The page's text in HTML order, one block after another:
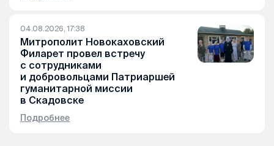
04.08.2026, 17:38
Митрополит Новокаховский
Филарет провел встречу
с сотрудниками
и добровольцами Патриаршей
гуманитарной миссии
в Скадовске
Подробнее